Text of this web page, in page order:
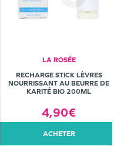
LA ROSÉE
RECHARGE STICK LÈVRES
NOURRISSANT AU BEURRE DE
KARITÉ BIO 200ML
4,90€
ACHETER